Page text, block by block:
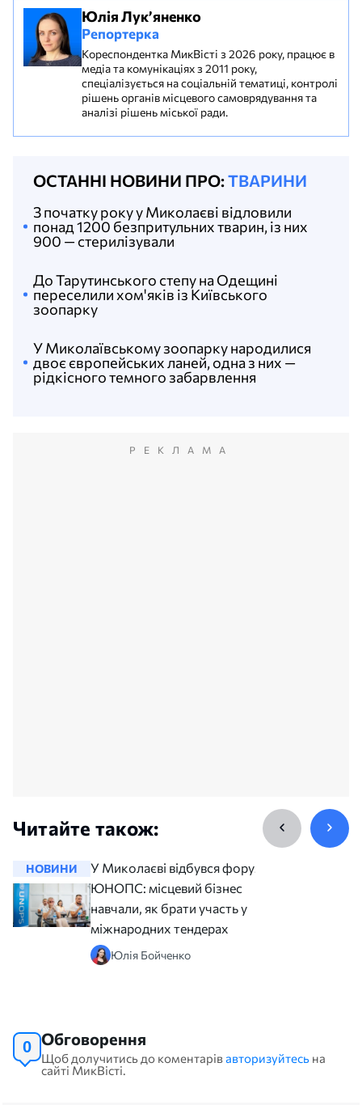
Юлія Лук’яненко
Репортерка
Кореспондентка МикВісті з 2026 року, працює в
медіа та комунікаціях з 2011 року,
спеціалізується на соціальній тематиці, контролі
рішень органів місцевого самоврядування та
аналізі рішень міської ради.
ОСТАННІ НОВИНИ ПРО:ТВАРИНИ
У Миколаївському зоопарку народилися
двоє європейських ланей, одна з них —
рідкісного темного забарвлення
До Тарутинського степу на Одещині
переселили хом'яків із Київського
зоопарку
З початку року у Миколаєві відловили
понад 1200 безпритульних тварин, із них
900 — стерилізували
РЕКЛАМА
Читайте також:
НОВИНИ
У Миколаєві відбувся форум
ЮНОПС: місцевий бізнес
навчали, як брати участь у
міжнародних тендерах
Юлія Бойченко
0 Обговорення
Щоб долучитись до коментарівавторизуйтесь на
сайті МикВісті.